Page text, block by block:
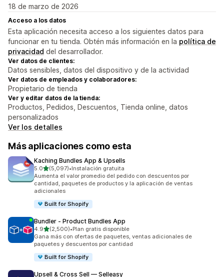
18 de marzo de 2026
Acceso a los datos
Esta aplicación necesita acceso a los siguientes datos para
funcionar en tu tienda. Obtén más información en la política de
privacidad del desarrollador.
Ver datos de clientes:
Datos sensibles, datos del dispositivo y de la actividad
Ver datos de empleados y colaboradores:
Propietario de tienda
Ver y editar datos de la tienda:
Productos, Pedidos, Descuentos, Tienda online, datos
personalizados
Ver los detalles
Más aplicaciones como esta
Kaching Bundles App & Upsells
5.0de 5 estrellas
(5,097)
5097 reseñas en total
•Instalación gratuita
Aumenta el valor promedio del pedido con descuentos por
cantidad, paquetes de productos y la aplicación de ventas
adicionales
Built for Shopify
Bundler ‑ Product Bundles App
4.9de 5 estrellas
(2,500)
2500 reseñas en total
•Plan gratis disponible
Gana más con ofertas de paquetes, ventas adicionales de
paquetes y descuentos por cantidad
Built for Shopify
Upsell & Cross Sell — Selleasy